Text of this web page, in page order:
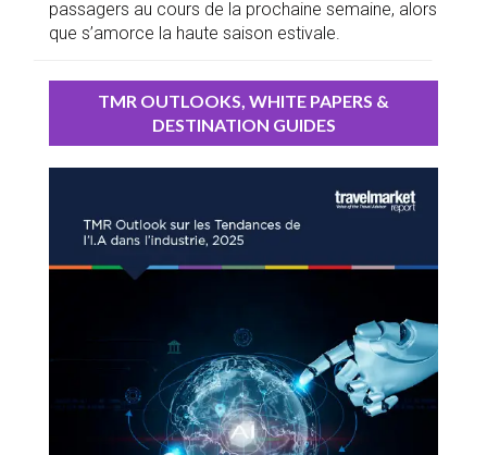
passagers au cours de la prochaine semaine, alors
que s’amorce la haute saison estivale.
TMR OUTLOOKS, WHITE PAPERS &
DESTINATION GUIDES